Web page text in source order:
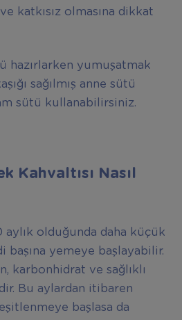
katkısız olmasına dikkat
hazırlarken yumuşatmak
sağılmış anne sütü
sütü kullanabilirsiniz.
Kahvaltısı Nası
aylık olduğunda daha küçük
başına yemeye başlayabilir.
karbonhidrat ve sağlıklı
Bu aylardan itibaren
başlasa da